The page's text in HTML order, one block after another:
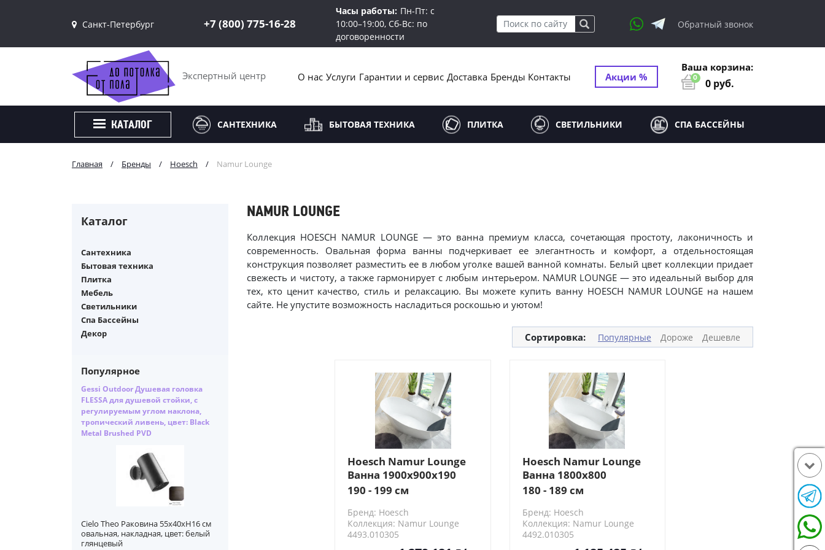
Санкт-Петербург
+7 (800) 775-16-28
Часы работы: Пн-Пт: с
10:00–19:00, Сб-Вс: по
договоренности
Обратный звонок
Экспертный центр О нас Услуги Гарантии и сервис Доставка Бренды Контакты Акции %
Ваша корзина:
0 0 руб.
КАТАЛОГ САНТЕХНИКА БЫТОВАЯ ТЕХНИКА ПЛИТКА СВЕТИЛЬНИКИ СПА БАССЕЙНЫ
Главная / Бренды / Hoesch / Namur Lounge
Каталог
Сантехника
Бытовая техника
Плитка
Мебель
Светильники
Спа Бассейны
Декор
Популярное
Gessi Outdoor Душевая головка
FLESSA для душевой стойки, с
регулируемым углом наклона,
тропический ливень, цвет: Black
Metal Brushed PVD
Cielo Theo Раковина 55х40xH16 см
овальная, накладная, цвет: белый
глянцевый
NAMUR LOUNGE
Коллекция HOESCH NAMUR LOUNGE — это ванна премиум класса, сочетающая простоту, лаконичность и
современность. Овальная форма ванны подчеркивает ее элегантность и комфорт, а отдельностоящая
конструкция позволяет разместить ее в любом уголке вашей ванной комнаты. Белый цвет коллекции придает
свежесть и чистоту, а также гармонирует с любым интерьером. NAMUR LOUNGE — это идеальный выбор для
тех, кто ценит качество, стиль и релаксацию. Вы можете купить ванну HOESCH NAMUR LOUNGE на нашем
сайте. Не упустите возможность насладиться роскошью и уютом!
Сортировка: Популярные Дороже Дешевле
Hoesch Namur Lounge
Ванна 1900x900x190
отдельностоящая, со
SOLIQUE, цвет: белый
190 - 199 см
Бренд: Hoesch
Коллекция: Namur Lounge
4493.010305
Hoesch Namur Lounge
Ванна 1800x800
отдельностоящая, со
SOLIQUE, цвет: белый
180 - 189 см
Бренд: Hoesch
Коллекция: Namur Lounge
4492.010305